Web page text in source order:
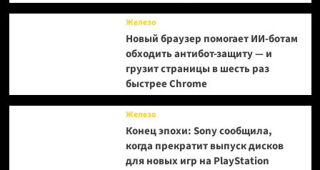
Железо
Новый браузер помогает ИИ-ботам
обходить антибот-защиту — и
грузит страницы в шесть раз
быстрее Chrome
Железо
Конец эпохи: Sony сообщила,
когда прекратит выпуск дисков
для новых игр на PlayStation